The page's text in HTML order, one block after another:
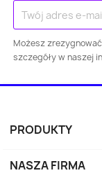
Warszawa
Gdańsk
Możesz
szczegóły w naszej
PRODUKTY
NASZA FIRMA